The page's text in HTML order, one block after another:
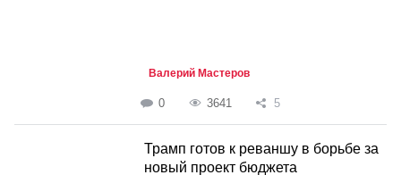
Валерий Мастеров
0 3641 5
Трамп готов к реваншу в борьбе за
новый проект бюджета